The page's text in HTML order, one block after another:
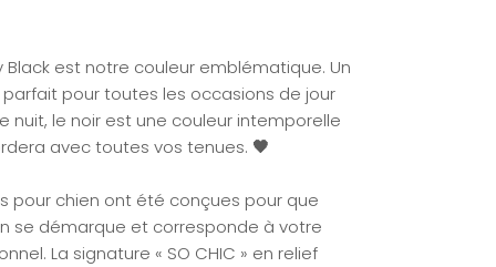
Black est notre couleur emblématique. Un
parfait pour toutes les occasions de jour
nuit, le noir est une couleur intemporelle
avec toutes vos tenues. 🖤
pour chien ont été conçues pour que
se démarque et corresponde à votre
La signature « SO CHIC » en relief